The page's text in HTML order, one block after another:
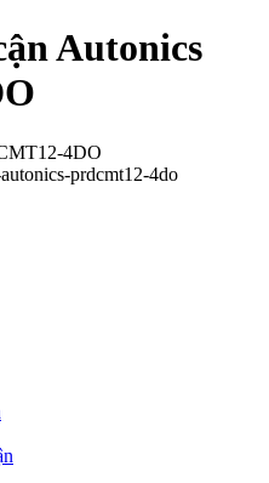
Autonics
4DO
prdcmt12-4do